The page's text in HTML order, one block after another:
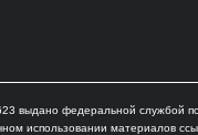
выдано федеральной службой
использовании материалов